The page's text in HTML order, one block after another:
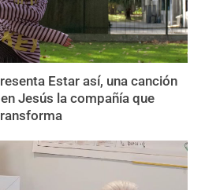
Estar así, una canción
Jesús la compañía que